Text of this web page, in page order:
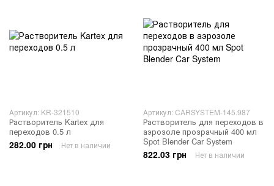
Артикул: KR-321510
Растворитель Kartex для
переходов 0.5 л
282.00 грн Нет в наличии
Артикул: CARSYSTEM-145.987
Растворитель для переходов в
аэрозоле прозрачный 400 мл
Spot Blender Car System
822.03 грн Нет в наличии